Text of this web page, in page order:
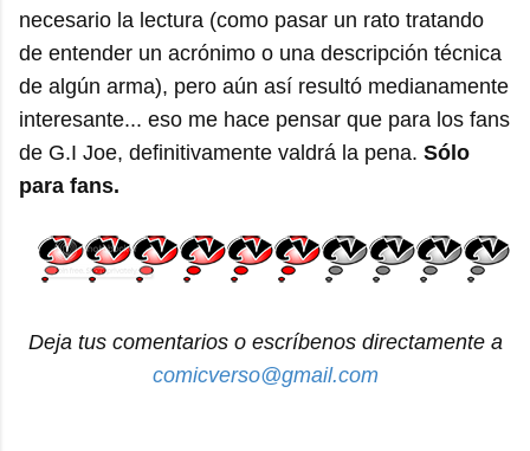
necesario la lectura (como pasar un rato tratando
de entender un acrónimo o una descripción técnica
de algún arma), pero aún así resultó medianamente
interesante... eso me hace pensar que para los fans
de G.I Joe, definitivamente valdrá la pena. Sólo
para fans.
Deja tus comentarios o escríbenos directamente a
comicverso@gmail.com